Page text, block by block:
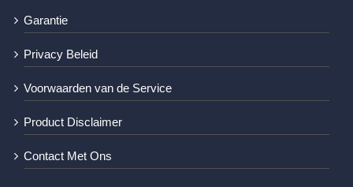
Garantie
Privacy Beleid
Voorwaarden van de Service
Product Disclaimer
Contact Met Ons